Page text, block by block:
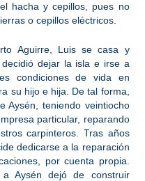
hacha y cepillos, pues no
o cepillos eléctricos.
Aguirre, Luis se casa y
dejar la isla e irse a
condiciones de vida en
su hijo e hija. De tal forma,
Aysén, teniendo veintiocho
particular, reparando
carpinteros. Tras años
dedicarse a la reparación
por cuenta propia.
Aysén dejó de construir